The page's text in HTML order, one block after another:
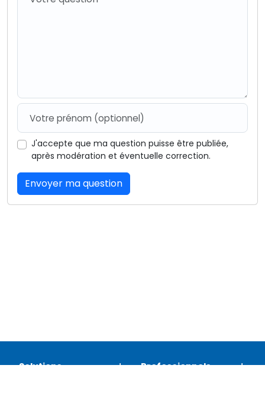
J'accepte que ma question puisse être publiée,
après modération et éventuelle correction.
Envoyer ma question
Solutions Professionnels